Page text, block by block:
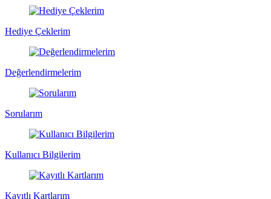
Hediye Çeklerim
Değerlendirmelerim
Sorularım
Kullanıcı Bilgilerim
Kayıtlı Kartlarım